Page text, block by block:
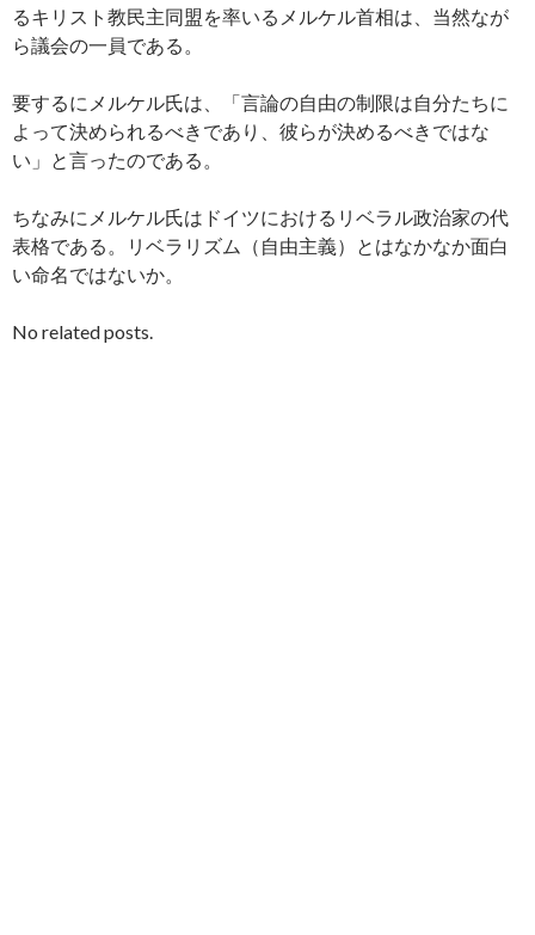
るキリスト教民主同盟を率いるメルケル首相は、当然なが
ら議会の一員である。
要するにメルケル氏は、「言論の自由の制限は自分たちに
よって決められるべきであり、彼らが決めるべきではな
い」と言ったのである。
ちなみにメルケル氏はドイツにおけるリベラル政治家の代
表格である。リベラリズム（自由主義）とはなかなか面白
い命名ではないか。
No related posts.